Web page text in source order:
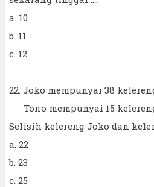
a. 10
b. 11
c. 12
22. Joko mempunyai 38
Tono mempunyai 15
Selisih kelereng Joko dan
a. 22
b. 23
c. 25